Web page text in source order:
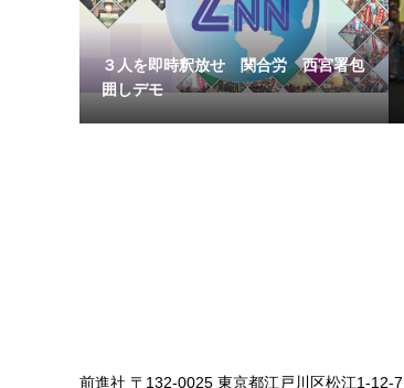
３人を即時釈放せ 関合労 西宮署包
囲しデモ
前進社 〒132-0025 東京都江戸川区松江1-12-7